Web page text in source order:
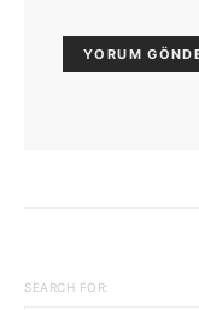
SEARCH FOR: